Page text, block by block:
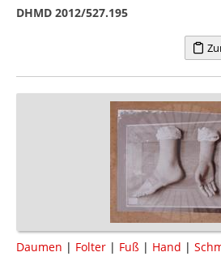
DHMD 2012/527.195
Daumen | Folter | Fuß | Hand |